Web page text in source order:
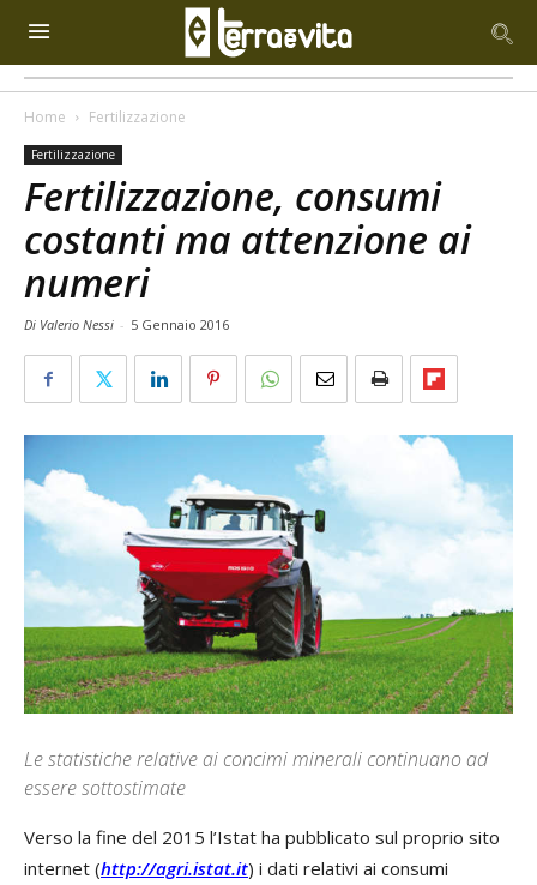
Home Fertilizzazione
Fertilizzazione
Fertilizzazione, consumi
costanti ma attenzione ai
numeri
Di Valerio Nessi - 5 Gennaio 2016
Le statistiche relative ai concimi minerali continuano ad
essere sottostimate
Verso la fine del 2015 l’Istat ha pubblicato sul proprio sito
internet (http://agri.istat.it) i dati relativi ai consumi